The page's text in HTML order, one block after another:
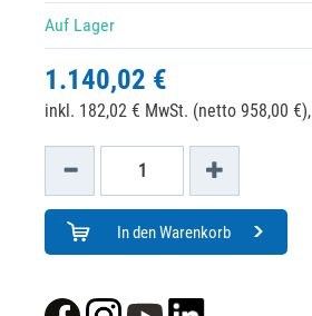
Auf Lager
1.140,02 €
inkl. 182,02 € MwSt. (netto 958,00 €),
In den Warenkorb